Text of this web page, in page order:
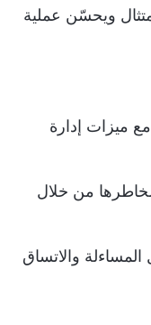
ويحسّن عملية
مع ميزات إدارة
من خلال
والاتساق